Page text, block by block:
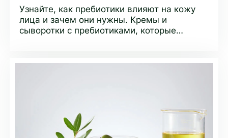
Узнайте, как пребиотики влияют на кожу
лица и зачем они нужны. Кремы и
сыворотки с пребиотиками, которые